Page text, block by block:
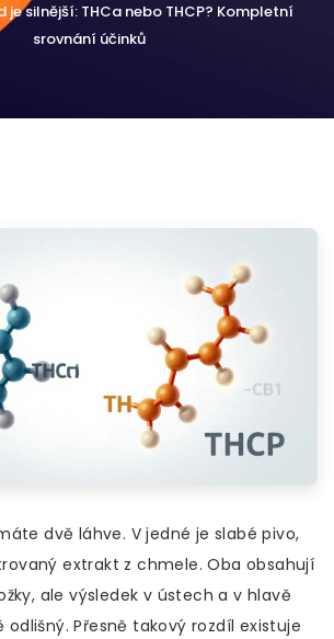
je silnější: THCa nebo THCP? Kompletní
srovnání účinků
dvě láhve. V jedné je slabé pivo,
extrakt z chmele. Oba obsahují
ale výsledek v ústech a v hlavě
Přesně takový rozdíl existuje